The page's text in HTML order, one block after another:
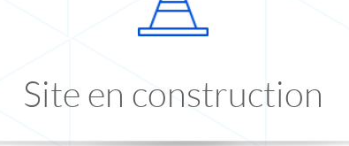
Site en construction